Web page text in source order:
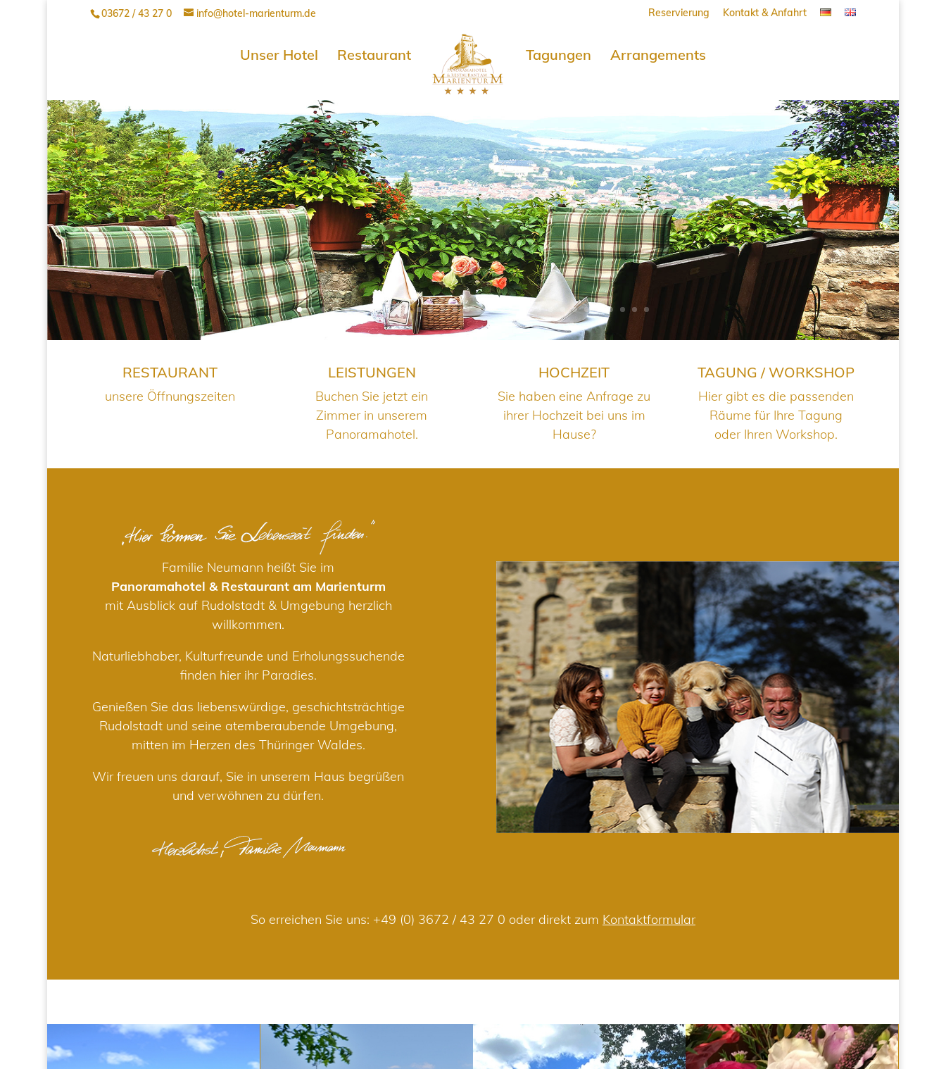
03672 / 43 27 0 info@hotel-marienturm.de Reservierung Kontakt & Anfahrt
Unser Hotel Restaurant Tagungen Arrangements
RESTAURANT
unsere Öffnungszeiten
LEISTUNGEN
Buchen Sie jetzt ein
Zimmer in unserem
Panoramahotel.
HOCHZEIT
Sie haben eine Anfrage zu
ihrer Hochzeit bei uns im
Hause?
TAGUNG / WORKSHOP
Hier gibt es die passenden
Räume für Ihre Tagung
oder Ihren Workshop.
Familie Neumann heißt Sie im
Panoramahotel & Restaurant am Marienturm
mit Ausblick auf Rudolstadt & Umgebung herzlich
willkommen.
Naturliebhaber, Kulturfreunde und Erholungssuchende
finden hier ihr Paradies.
Genießen Sie das liebenswürdige, geschichtsträchtige
Rudolstadt und seine atemberaubende Umgebung,
mitten im Herzen des Thüringer Waldes.
Wir freuen uns darauf, Sie in unserem Haus begrüßen
und verwöhnen zu dürfen.
So erreichen Sie uns: +49 (0) 3672 / 43 27 0 oder direkt zum Kontaktformular